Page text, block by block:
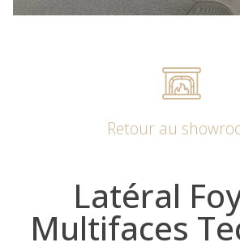
Retour au
Latéral
Multifaces